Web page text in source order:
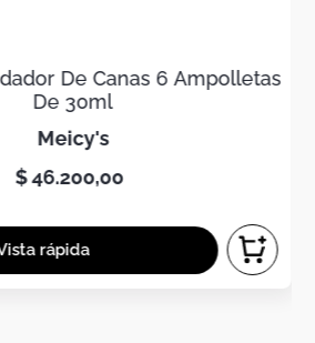
De Canas 6 Ampolletas
De 30ml
meicy's
$46.200,00